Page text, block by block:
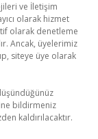
ve İletişim
olarak hizmet
olarak denetleme
Ancak, üyelerimiz
siteye üye olarak
bildirmeniz
kaldırılacaktır.